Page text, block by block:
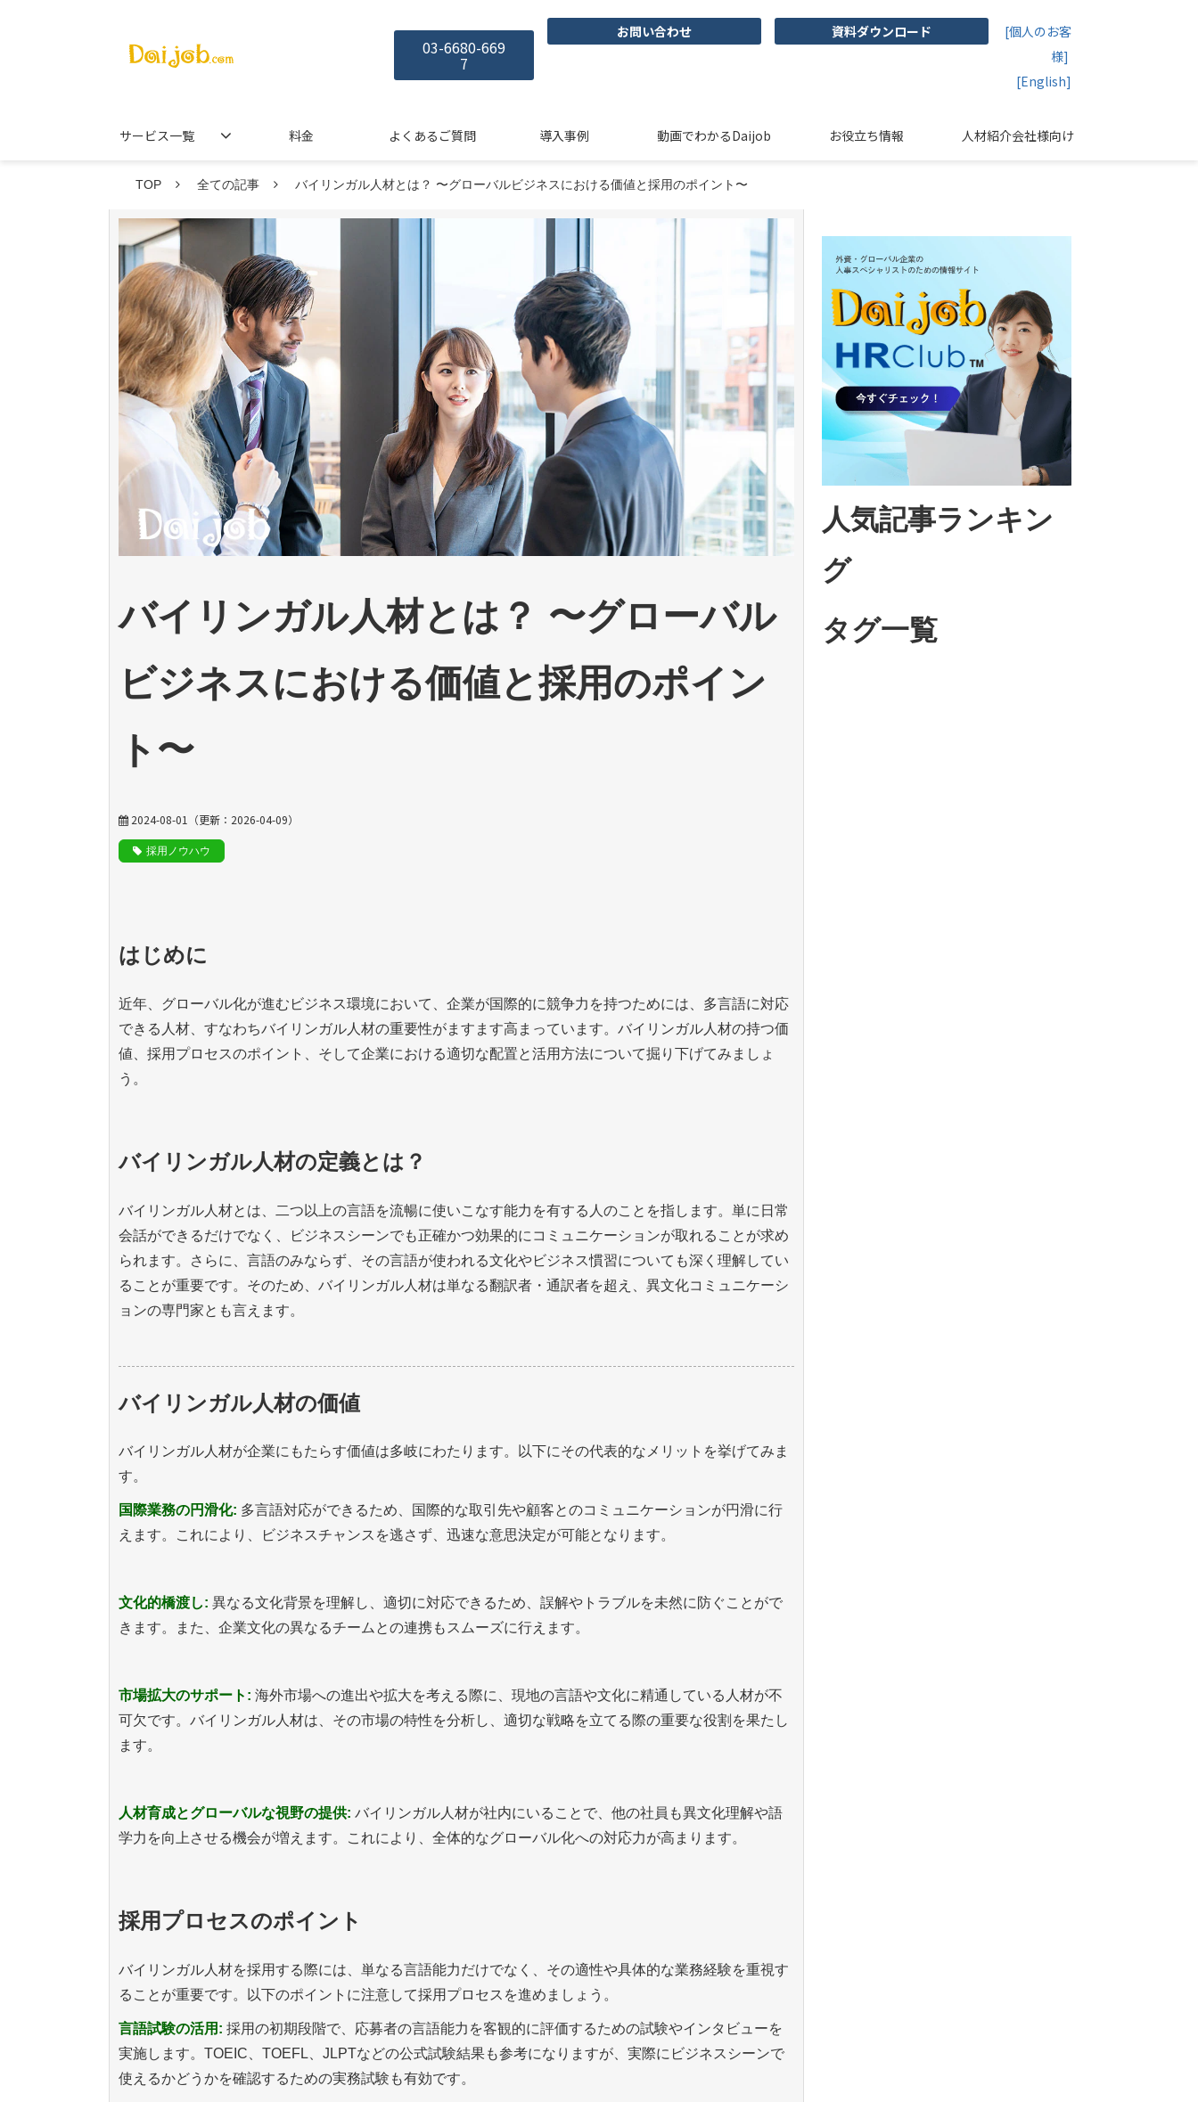
03-6680-669
7
お問い合わせ 資料ダウンロード
[個人のお客
様]
[English]
サービス一覧 料金 よくあるご質問 導入事例 動画でわかるDaijob お役立ち情報 人材紹介会社様向け
TOP 全ての記事 バイリンガル人材とは？ 〜グローバルビジネスにおける価値と採用のポイント〜
バイリンガル人材とは？ 〜グローバル
ビジネスにおける価値と採用のポイン
ト〜
2024-08-01 （更新： 2026-04-09）
採用ノウハウ
はじめに
近年、グローバル化が進むビジネス環境において、企業が国際的に競争力を持つためには、多言語に対応
できる人材、すなわちバイリンガル人材の重要性がますます高まっています。バイリンガル人材の持つ価
値、採用プロセスのポイント、そして企業における適切な配置と活用方法について掘り下げてみましょ
う。
バイリンガル人材の定義とは？
バイリンガル人材とは、二つ以上の言語を流暢に使いこなす能力を有する人のことを指します。単に日常
会話ができるだけでなく、ビジネスシーンでも正確かつ効果的にコミュニケーションが取れることが求め
られます。さらに、言語のみならず、その言語が使われる文化やビジネス慣習についても深く理解してい
ることが重要です。そのため、バイリンガル人材は単なる翻訳者・通訳者を超え、異文化コミュニケーシ
ョンの専門家とも言えます。
バイリンガル人材の価値
バイリンガル人材が企業にもたらす価値は多岐にわたります。以下にその代表的なメリットを挙げてみま
す。
国際業務の円滑化: 多言語対応ができるため、国際的な取引先や顧客とのコミュニケーションが円滑に行
えます。これにより、ビジネスチャンスを逃さず、迅速な意思決定が可能となります。
文化的橋渡し: 異なる文化背景を理解し、適切に対応できるため、誤解やトラブルを未然に防ぐことがで
きます。また、企業文化の異なるチームとの連携もスムーズに行えます。
市場拡大のサポート: 海外市場への進出や拡大を考える際に、現地の言語や文化に精通している人材が不
可欠です。バイリンガル人材は、その市場の特性を分析し、適切な戦略を立てる際の重要な役割を果たし
ます。
人材育成とグローバルな視野の提供: バイリンガル人材が社内にいることで、他の社員も異文化理解や語
学力を向上させる機会が増えます。これにより、全体的なグローバル化への対応力が高まります。
採用プロセスのポイント
バイリンガル人材を採用する際には、単なる言語能力だけでなく、その適性や具体的な業務経験を重視す
ることが重要です。以下のポイントに注意して採用プロセスを進めましょう。
言語試験の活用: 採用の初期段階で、応募者の言語能力を客観的に評価するための試験やインタビューを
実施します。TOEIC、TOEFL、JLPTなどの公式試験結果も参考になりますが、実際にビジネスシーンで
使えるかどうかを確認するための実務試験も有効です。
人気記事ランキン
グ
タグ一覧